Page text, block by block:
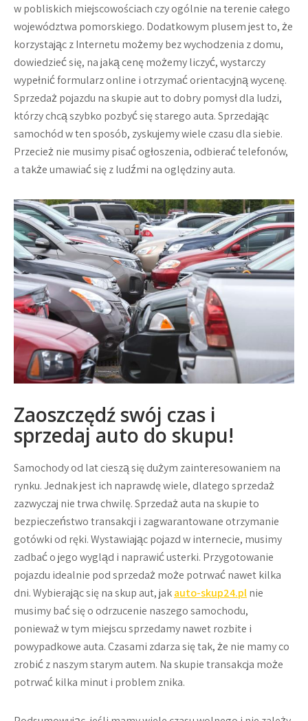
w pobliskich miejscowościach czy ogólnie na terenie całego
województwa pomorskiego. Dodatkowym plusem jest to, że
korzystając z Internetu możemy bez wychodzenia z domu,
dowiedzieć się, na jaką cenę możemy liczyć, wystarczy
wypełnić formularz online i otrzymać orientacyjną wycenę.
Sprzedaż pojazdu na skupie aut to dobry pomysł dla ludzi,
którzy chcą szybko pozbyć się starego auta. Sprzedając
samochód w ten sposób, zyskujemy wiele czasu dla siebie.
Przecież nie musimy pisać ogłoszenia, odbierać telefonów,
a także umawiać się z ludźmi na oględziny auta.
Zaoszczędź swój czas i
sprzedaj auto do skupu!
Samochody od lat cieszą się dużym zainteresowaniem na
rynku. Jednak jest ich naprawdę wiele, dlatego sprzedaż
zazwyczaj nie trwa chwilę. Sprzedaż auta na skupie to
bezpieczeństwo transakcji i zagwarantowane otrzymanie
gotówki od ręki. Wystawiając pojazd w internecie, musimy
zadbać o jego wygląd i naprawić usterki. Przygotowanie
pojazdu idealnie pod sprzedaż może potrwać nawet kilka
dni. Wybierając się na skup aut, jakauto-skup24.plnie
musimy bać się o odrzucenie naszego samochodu,
ponieważ w tym miejscu sprzedamy nawet rozbite i
powypadkowe auta. Czasami zdarza się tak, że nie mamy co
zrobić z naszym starym autem. Na skupie transakcja może
potrwać kilka minut i problem znika.